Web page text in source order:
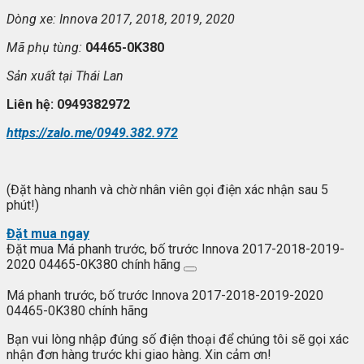
Dòng xe: Innova 2017, 2018, 2019, 2020
Mã phụ tùng: 04465-0K380
Sản xuất tại Thái Lan
Liên hệ: 0949382972
https://zalo.me/0949.382.972
(Đặt hàng nhanh và chờ nhân viên gọi điện xác nhận sau 5
phút!)
Đặt mua ngay
Đặt mua Má phanh trước, bố trước Innova 2017-2018-2019-
2020 04465-0K380 chính hãng
Má phanh trước, bố trước Innova 2017-2018-2019-2020
04465-0K380 chính hãng
Bạn vui lòng nhập đúng số điện thoại để chúng tôi sẽ gọi xác
nhận đơn hàng trước khi giao hàng. Xin cảm ơn!